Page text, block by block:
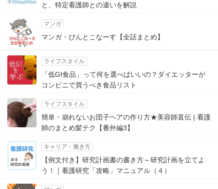
と、特定看護師との違いを解説
マンガ
マンガ・ぴんとこなーす【全話まとめ】
ライフスタイル
「低GI食品」って何を選べばいいの？ダイエッターが
コンビニで買うべき食品リスト
ライフスタイル
簡単・崩れないお団子ヘアの作り方★美容師直伝 | 看護
師のまとめ髪テク【番外編3】
キャリア・働き方
【例文付き】研究計画書の書き方～研究計画を立てよ
う！｜看護研究「攻略」マニュアル（４）